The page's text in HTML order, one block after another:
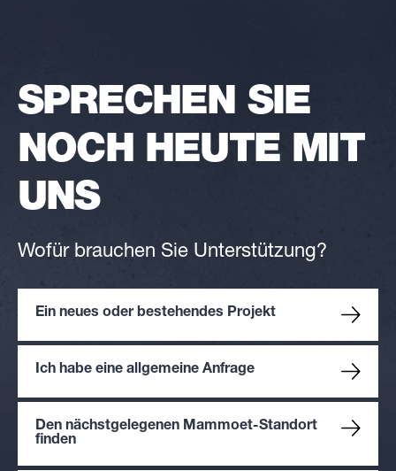
SPRECHEN SIE
NOCH HEUTE MIT
UNS
Wofür brauchen Sie Unterstützung?
Ein neues oder bestehendes Projekt
Ich habe eine allgemeine Anfrage
Den nächstgelegenen Mammoet-Standort
finden